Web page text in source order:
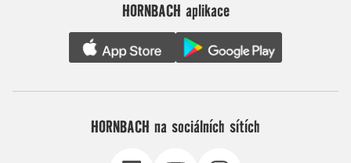
HORNBACH aplikace
HORNBACH na sociálních sítích